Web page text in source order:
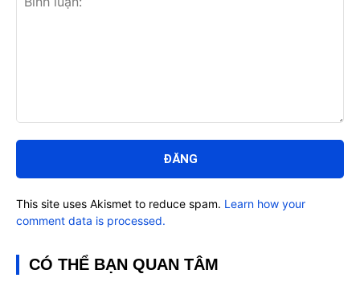
luận:
This site uses Akismet to reduce spam. Learn how your
comment data is processed.
CÓ THỂ BẠN QUAN TÂM